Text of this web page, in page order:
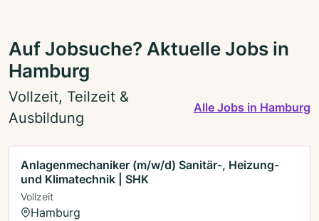
Auf Jobsuche? Aktuelle Jobs in
Hamburg
Vollzeit, Teilzeit &
Ausbildung
Alle Jobs in Hamburg
Anlagenmechaniker (m/w/d) Sanitär-, Heizung-
und Klimatechnik | SHK
Vollzeit
Hamburg